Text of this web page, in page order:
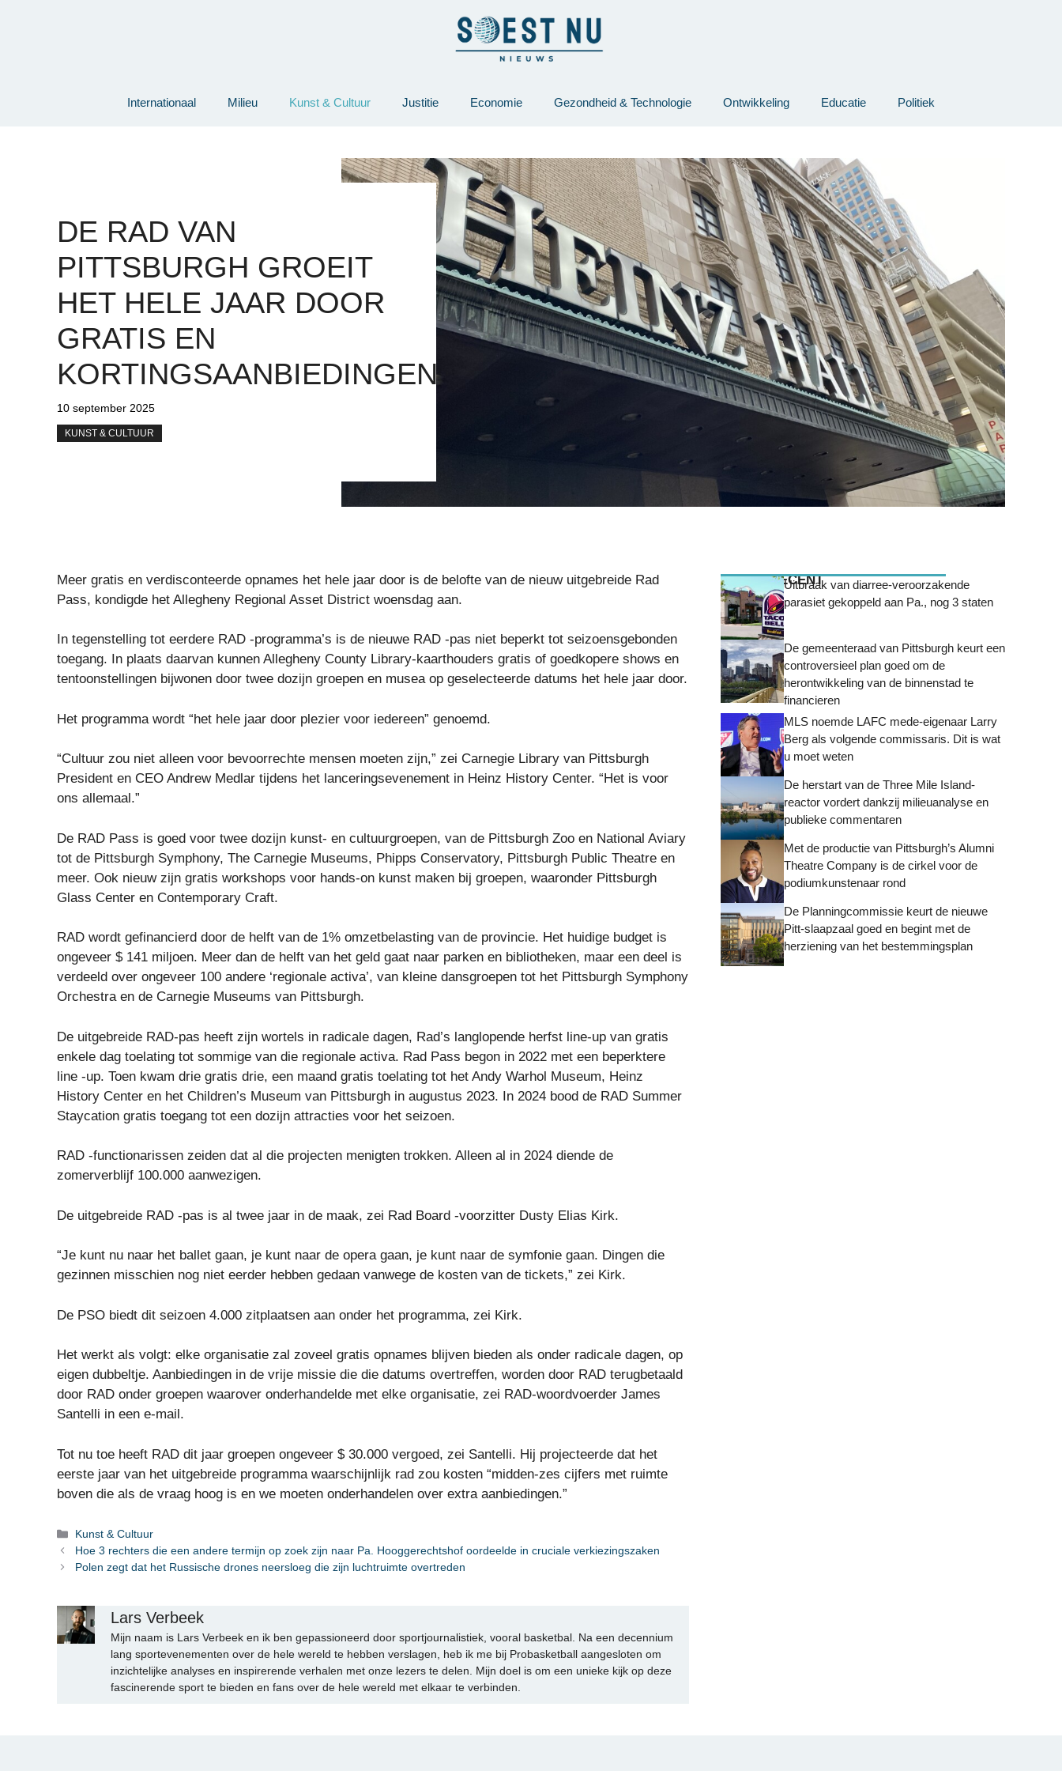
Internationaal Milieu Kunst & Cultuur Justitie Economie Gezondheid & Technologie Ontwikkeling Educatie Politiek
DE RAD VAN
PITTSBURGH GROEIT
HET HELE JAAR DOOR
GRATIS EN
KORTINGSAANBIEDINGEN
10 september 2025
KUNST & CULTUUR
Meer gratis en verdisconteerde opnames het hele jaar door is de belofte van de nieuw uitgebreide Rad
Pass, kondigde het Allegheny Regional Asset District woensdag aan.
In tegenstelling tot eerdere RAD -programma’s is de nieuwe RAD -pas niet beperkt tot seizoensgebonden
toegang. In plaats daarvan kunnen Allegheny County Library-kaarthouders gratis of goedkopere shows en
tentoonstellingen bijwonen door twee dozijn groepen en musea op geselecteerde datums het hele jaar door.
Het programma wordt “het hele jaar door plezier voor iedereen” genoemd.
“Cultuur zou niet alleen voor bevoorrechte mensen moeten zijn,” zei Carnegie Library van Pittsburgh
President en CEO Andrew Medlar tijdens het lanceringsevenement in Heinz History Center. “Het is voor
ons allemaal.”
De RAD Pass is goed voor twee dozijn kunst- en cultuurgroepen, van de Pittsburgh Zoo en National Aviary
tot de Pittsburgh Symphony, The Carnegie Museums, Phipps Conservatory, Pittsburgh Public Theatre en
meer. Ook nieuw zijn gratis workshops voor hands-on kunst maken bij groepen, waaronder Pittsburgh
Glass Center en Contemporary Craft.
RAD wordt gefinancierd door de helft van de 1% omzetbelasting van de provincie. Het huidige budget is
ongeveer $ 141 miljoen. Meer dan de helft van het geld gaat naar parken en bibliotheken, maar een deel is
verdeeld over ongeveer 100 andere ‘regionale activa’, van kleine dansgroepen tot het Pittsburgh Symphony
Orchestra en de Carnegie Museums van Pittsburgh.
De uitgebreide RAD-pas heeft zijn wortels in radicale dagen, Rad’s langlopende herfst line-up van gratis
enkele dag toelating tot sommige van die regionale activa. Rad Pass begon in 2022 met een beperktere
line -up. Toen kwam drie gratis drie, een maand gratis toelating tot het Andy Warhol Museum, Heinz
History Center en het Children’s Museum van Pittsburgh in augustus 2023. In 2024 bood de RAD Summer
Staycation gratis toegang tot een dozijn attracties voor het seizoen.
RAD -functionarissen zeiden dat al die projecten menigten trokken. Alleen al in 2024 diende de
zomerverblijf 100.000 aanwezigen.
De uitgebreide RAD -pas is al twee jaar in de maak, zei Rad Board -voorzitter Dusty Elias Kirk.
“Je kunt nu naar het ballet gaan, je kunt naar de opera gaan, je kunt naar de symfonie gaan. Dingen die
gezinnen misschien nog niet eerder hebben gedaan vanwege de kosten van de tickets,” zei Kirk.
De PSO biedt dit seizoen 4.000 zitplaatsen aan onder het programma, zei Kirk.
Het werkt als volgt: elke organisatie zal zoveel gratis opnames blijven bieden als onder radicale dagen, op
eigen dubbeltje. Aanbiedingen in de vrije missie die die datums overtreffen, worden door RAD terugbetaald
door RAD onder groepen waarover onderhandelde met elke organisatie, zei RAD-woordvoerder James
Santelli in een e-mail.
Tot nu toe heeft RAD dit jaar groepen ongeveer $ 30.000 vergoed, zei Santelli. Hij projecteerde dat het
eerste jaar van het uitgebreide programma waarschijnlijk rad zou kosten “midden-zes cijfers met ruimte
boven die als de vraag hoog is en we moeten onderhandelen over extra aanbiedingen.”
Categorieën
Kunst & Cultuur
Hoe 3 rechters die een andere termijn op zoek zijn naar Pa. Hooggerechtshof oordeelde in cruciale verkiezingszaken
Polen zegt dat het Russische drones neersloeg die zijn luchtruimte overtreden
Lars Verbeek
Mijn naam is Lars Verbeek en ik ben gepassioneerd door sportjournalistiek, vooral basketbal. Na een decennium
lang sportevenementen over de hele wereld te hebben verslagen, heb ik me bij Probasketball aangesloten om
inzichtelijke analyses en inspirerende verhalen met onze lezers te delen. Mijn doel is om een unieke kijk op deze
fascinerende sport te bieden en fans over de hele wereld met elkaar te verbinden.
MEEST RECENTUitbraak van diarree-veroorzakende
parasiet gekoppeld aan Pa., nog 3 staten
De gemeenteraad van Pittsburgh keurt een
controversieel plan goed om de
herontwikkeling van de binnenstad te
financieren
MLS noemde LAFC mede-eigenaar Larry
Berg als volgende commissaris. Dit is wat
u moet weten
De herstart van de Three Mile Island-
reactor vordert dankzij milieuanalyse en
publieke commentaren
Met de productie van Pittsburgh’s Alumni
Theatre Company is de cirkel voor de
podiumkunstenaar rond
De Planningcommissie keurt de nieuwe
Pitt-slaapzaal goed en begint met de
herziening van het bestemmingsplan